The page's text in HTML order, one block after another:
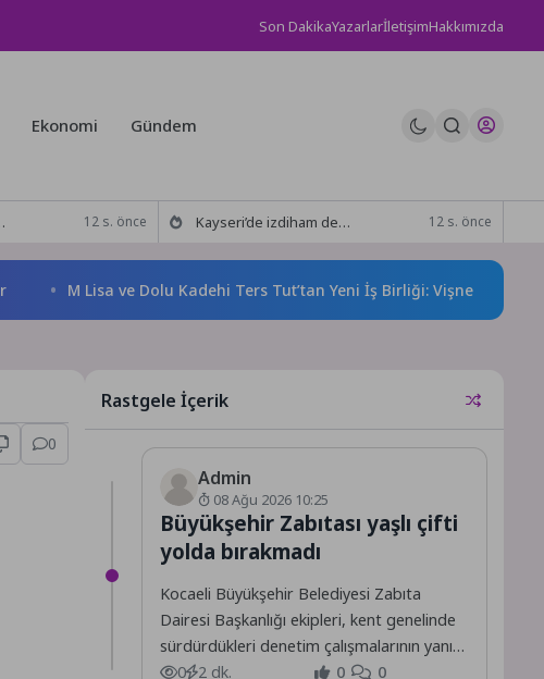
Son DakikaYazarlarİletişimHakkımızda
Ekonomi Gündem
12 s. önce Kayseri’de izdiham değil, rekor vardı! 12 s. önce
M Lisa ve Dolu Kadehi Ters Tut’tan Yeni İş Birliği: Vişne
0
Rastgele İçerik
Admin
08 Ağu 2026 10:25
Büyükşehir Zabıtası yaşlı çifti
yolda bırakmadı
Kocaeli Büyükşehir Belediyesi Zabıta
Dairesi Başkanlığı ekipleri, kent genelinde
sürdürdükleri denetim çalışmalarının yanı
sıra ihtiyaç duyan vatandaşlara yönelik
0 2 dk. 0 0